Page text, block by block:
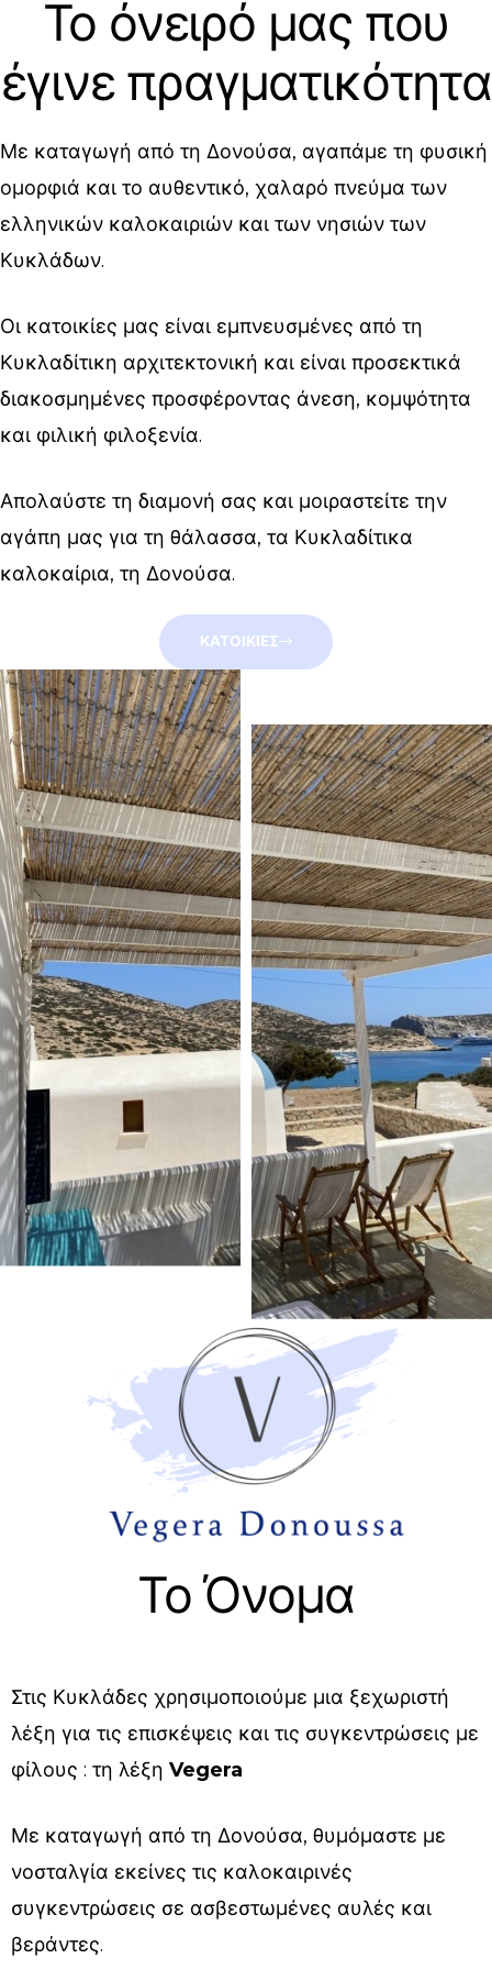
Το όνειρό μας που
έγινε πραγματικότητα
Με καταγωγή από τη Δονούσα, αγαπάμε τη φυσική
ομορφιά και το αυθεντικό, χαλαρό πνεύμα των
ελληνικών καλοκαιριών και των νησιών των
Κυκλάδων.
Οι κατοικίες μας είναι εμπνευσμένες από τη
Κυκλαδίτικη αρχιτεκτονική και είναι προσεκτικά
διακοσμημένες προσφέροντας άνεση, κομψότητα
και φιλική φιλοξενία.
Απολαύστε τη διαμονή σας και μοιραστείτε την
αγάπη μας για τη θάλασσα, τα Κυκλαδίτικα
καλοκαίρια, τη Δονούσα.
ΚΑΤΟΙΚΙΕΣ
Το Όνομα
Στις Κυκλάδες χρησιμοποιούμε μια ξεχωριστή
λέξη για τις επισκέψεις και τις συγκεντρώσεις με
φίλους : τη λέξη Vegera
Με καταγωγή από τη Δονούσα, θυμόμαστε με
νοσταλγία εκείνες τις καλοκαιρινές
συγκεντρώσεις σε ασβεστωμένες αυλές και
βεράντες.
Η
Πολιτικές